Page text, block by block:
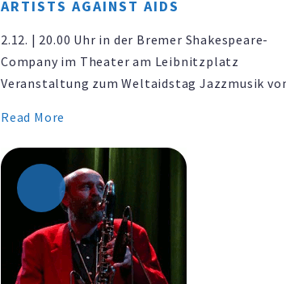
ARTISTS AGAINST AIDS
2.12. | 20.00 Uhr in der Bremer Shakespeare-
Company im Theater am Leibnitzplatz
Veranstaltung zum Weltaidstag Jazzmusik
vorgetragen von Oli Poppe am Piano und seiner
sechsköpfigen Band. Erik Roßbander liest
und über Künstler, die seit ihrem Aidstod der
schmerzlich fehlen: z.B. …
Read More